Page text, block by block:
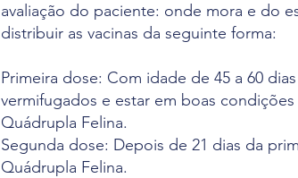
avaliação do paciente: onde mora e do
distribuir as vacinas da seguinte forma:
Primeira dose: Com idade de 45 a 60
vermifugados e estar em boas
Quádrupla Felina.
Segunda dose: Depois de 21 dias da
Quádrupla Felina.